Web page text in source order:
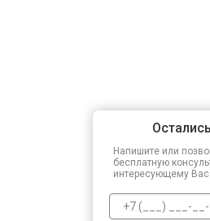
Напишите или
бесплатную
интересующему Вас